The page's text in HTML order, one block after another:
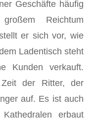
Geschäfte häufig
Reichtum
er sich vor, wie
Ladentisch steht
Kunden verkauft.
der Ritter, der
auf. Es ist auch
erbaut